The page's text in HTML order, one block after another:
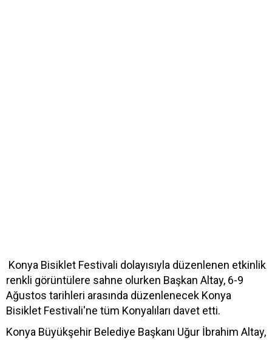
Konya Bisiklet Festivali dolayısıyla düzenlenen etkinlik
renkli görüntülere sahne olurken Başkan Altay, 6-9
Ağustos tarihleri arasında düzenlenecek Konya
Bisiklet Festivali'ne tüm Konyalıları davet etti.
Konya Büyükşehir Belediye Başkanı Uğur İbrahim Altay,